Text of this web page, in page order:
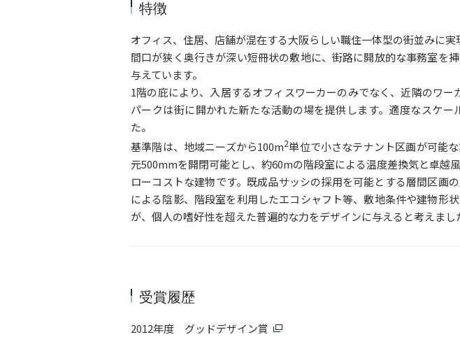
特徴
オフィス、住居、店舗が混在する大阪らしい職住一体型の街並みに実
間口が狭く奥行きが深い短冊状の敷地に、街路に開放的な事務室を
与えています。
1階の庇により、入居するオフィスワーカーのみでなく、近隣のワ
パークは街に開かれた新たな活動の場を提供します。適度なスケ
た。
基準階は、地域ニーズから100m2単位で小さなテナント区画が可能
元500mmを開閉可能とし、約60mの階段室による温度差換気と卓越
ローコストな建物です。既成品サッシの採用を可能とする層間区画
による陰影、階段室を利用したエコシャフト等、敷地条件や建物形
が、個人の嗜好性を超えた普遍的な力をデザインに与えると考えまし
受賞履歴
2012年度 グッドデザイン賞